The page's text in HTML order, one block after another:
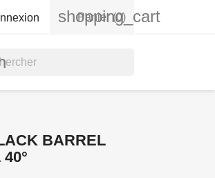
shopping_cart
Panier (0)
BARREL